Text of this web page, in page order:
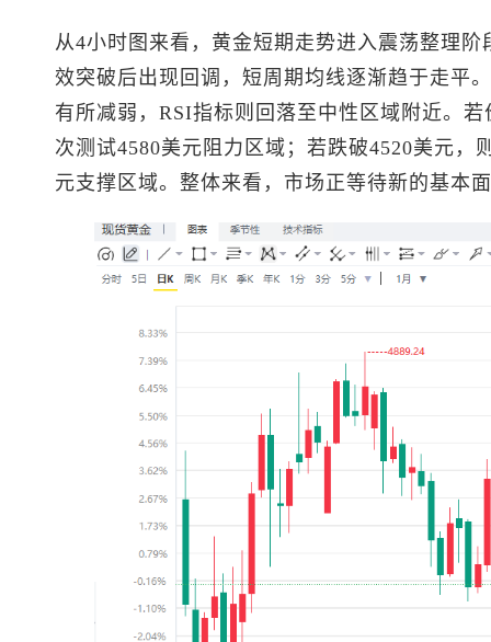
从4小时图来看，黄金短期走势进入震荡整理
效突破后出现回调，短周期均线逐渐趋于走平
有所减弱，RSI指标则回落至中性区域附近。
次测试4580美元阻力区域；若跌破4520美元，
元支撑区域。整体来看，市场正等待新的基本